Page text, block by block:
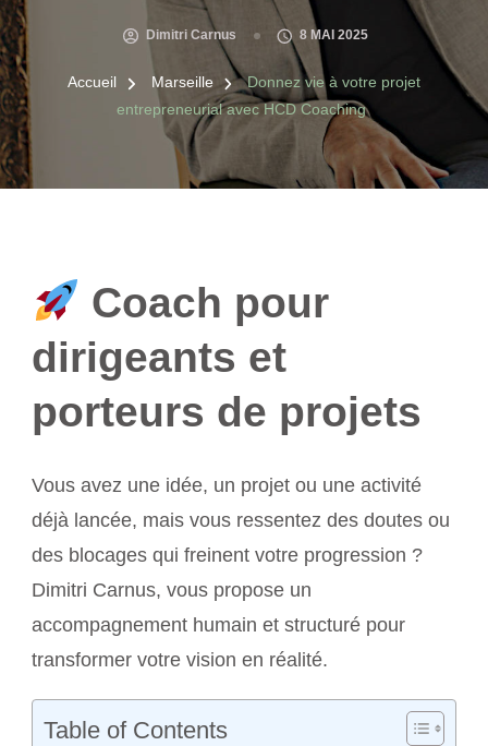
Dimitri Carnus 8 MAI 2025
Accueil Marseille
Donnez vie à votre projet
entrepreneurial avec HCD Coaching
Coach pour
dirigeants et
porteurs de projets
Vous avez une idée, un projet ou une activité
déjà lancée, mais vous ressentez des doutes ou
des blocages qui freinent votre progression ?
Dimitri Carnus, vous propose un
accompagnement humain et structuré pour
transformer votre vision en réalité.
Table of Contents